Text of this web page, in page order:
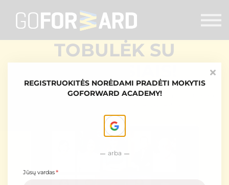
Seminarai
Partnerių turinys
TOBULĖK SU
Go Forward Academy skirta balanso siekiančiam žmogui. Čia rasi
REGISTRUOKITĖS NORĖDAMI PRADĖTI MOKYTIS
GOFORWARD ACADEMY!
arba
Jūsų vardas*